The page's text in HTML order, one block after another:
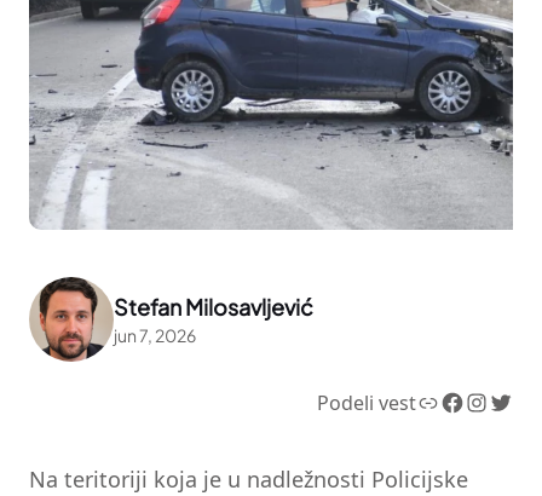
Stefan Milosavljević
jun 7, 2026
Podeli vestLink Facebook InstagramTwitter
Na teritoriji koja je u nadležnosti Policijske